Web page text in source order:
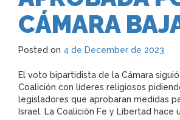
CÁMARA
Posted on 4 de December de 2023
El voto bipartidista de la Cámara
Coalición con líderes religiosos
legisladores que aprobaran medidas
Israel. La Coalición Fe y Libertad hace